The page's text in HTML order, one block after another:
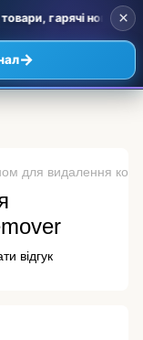
гарячі новинки
→
×
для видалення
відгук